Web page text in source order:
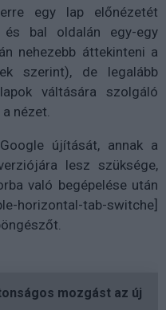
egy lap előnézetét
bal oldalán egy-egy
nehezebb áttekinteni a
szerint), de legalább
váltására szolgáló
nézet.
újítását, annak a
lesz szüksége,
való begépelése után
horizontal-tab-switche]
mozgást az új